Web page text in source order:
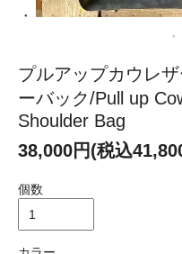
プルアップカウレ
ーバック/Pull up
Shoulder Bag
38,000円(税込
個数